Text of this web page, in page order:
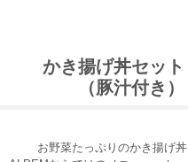
かき揚げ丼セット
（豚汁付き）
お野菜たっぷりのかき揚げ